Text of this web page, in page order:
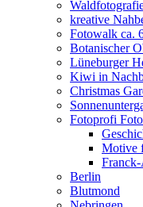
kreative
Fotowalk ca.
Botanischer
Lüneburger
Kiwi in
Christmas
Fotoprofi
Motive
Berlin
Blutmond